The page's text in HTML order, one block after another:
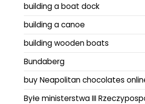
building a boat dock
building a canoe
building wooden boats
Bundaberg
buy Neapolitan chocolates
Byłe ministerstwa III